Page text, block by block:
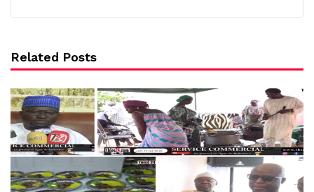
Related Posts